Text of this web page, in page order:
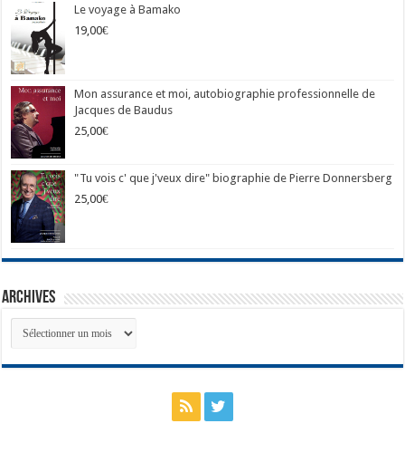
Le voyage à Bamako
19,00€
Mon assurance et moi, autobiographie professionnelle de
Jacques de Baudus
25,00€
"Tu vois c' que j'veux dire" biographie de Pierre Donnersberg
25,00€
Archives
Archives